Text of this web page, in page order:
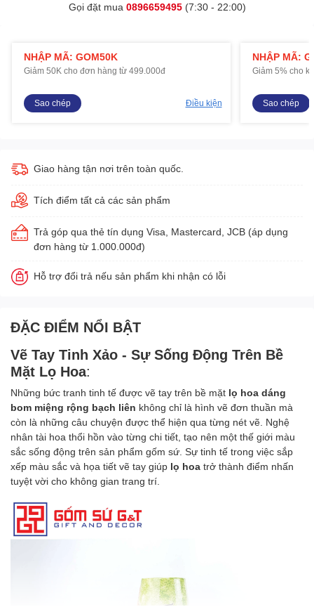
Gọi đặt mua 0896659495(7:30 - 22:00)
NHẬP MÃ: GOM50K
Giảm 50K cho đơn hàng từ 499.000đ
Sao chép Điều kiện
NHẬP MÃ:
Giảm 5% cho
Sao chép
Giao hàng tận nơi trên toàn quốc.
Tích điểm tất cả các sản phẩm
Trả góp qua thẻ tín dụng Visa, Mastercard, JCB (áp dụng
đơn hàng từ 1.000.000đ)
Hỗ trợ đổi trả nếu sản phẩm khi nhận có lỗi
ĐẶC ĐIỂM NỔI BẬT
Vẽ Tay Tinh Xảo - Sự Sống Động Trên Bề
Mặt Lọ Hoa:
Những bức tranh tinh tế được vẽ tay trên bề mặt lọ hoa dáng
bom miệng rộng bạch liên không chỉ là hình vẽ đơn thuần mà
còn là những câu chuyện được thể hiện qua từng nét vẽ. Nghệ
nhân tài hoa thổi hồn vào từng chi tiết, tạo nên một thế giới màu
sắc sống động trên sản phẩm gốm sứ. Sự tinh tế trong việc sắp
xếp màu sắc và họa tiết vẽ tay giúp lọ hoa trở thành điểm nhấn
tuyệt vời cho không gian trang trí.